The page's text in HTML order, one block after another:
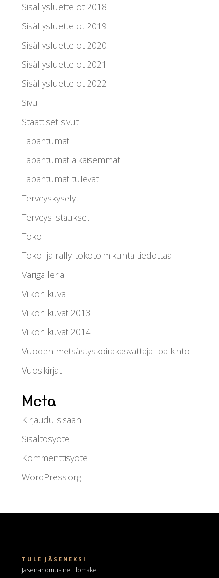
Sisällysluettelot 2018
Sisällysluettelot 2019
Sisällysluettelot 2020
Sisällysluettelot 2021
Sisällysluettelot 2022
Sivu
Staattiset sivut
Tapahtumat
Tapahtumat aikaisemmat
Tapahtumat tulevat
Terveyskyselyt
Terveyslistaukset
Toko
Toko- ja rally-tokotoimikunta tiedottaa
Värigalleria
Viikon kuva
Viikon kuvat 2013
Viikon kuvat 2014
Vuoden metsästyskoirakasvattaja -palkinto
Vuosikirjat
Meta
Kirjaudu sisään
Sisältösyöte
Kommenttisyöte
WordPress.org
TULE JÄSENEKSI
Jäsenanomus nettilomake